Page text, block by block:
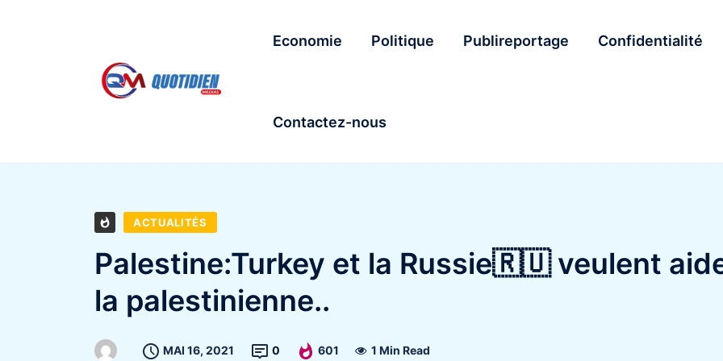
Economie Politique Publireportage Confidentialité
Contactez-nous
ACTUALITÉS
Palestine:Turkey et la Russie🇷🇺 veulent
la palestinienne..
MAI 16, 2021 0 601 1 Min Read